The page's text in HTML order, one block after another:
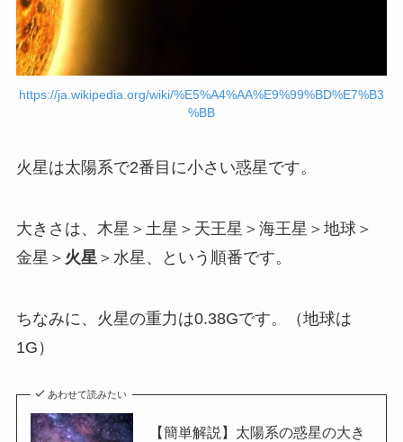
https://ja.wikipedia.org/wiki/%E5%A4%AA%E9%99%BD%E7%B3
%BB
火星は太陽系で2番目に小さい惑星です。
大きさは、木星＞土星＞天王星＞海王星＞地球＞
金星＞ 火星＞水星、という順番です。
ちなみに、火星の重力は0.38Gです。（地球は
1G）
あわせて読みたい
【簡単解説】太陽系の惑星の大き